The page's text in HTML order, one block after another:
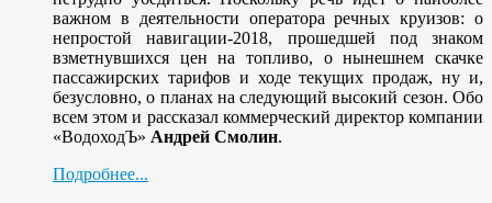
важном в деятельности оператора речных круизов: о
непростой навигации-2018, прошедшей под знаком
взметнувшихся цен на топливо, о нынешнем скачке
пассажирских тарифов и ходе текущих продаж, ну и,
безусловно, о планах на следующий высокий сезон. Обо
всем этом и рассказал коммерческий директор компании
«ВодоходЪ» Андрей Смолин.
Подробнее...